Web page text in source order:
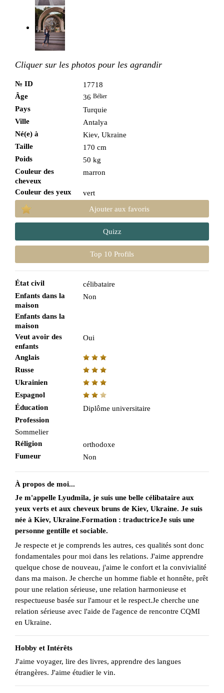
Cliquer sur les photos pour les agrandir
№ ID
17718
Âge
36 Bélier
Pays
Turquie
Ville
Antalya
Né(e) à
Kiev, Ukraine
Taille
170 cm
Poids
50 kg
Couleur des
cheveux
marron
Couleur des yeux
vert
Ajouter aux favoris
Quizz
Top 10 Profils
État civil
célibataire
Enfants dans la
maison
Non
Enfants dans la
maison
Veut avoir des
enfants
Oui
Anglais
Russe
Ukrainien
Espagnol
Éducation
Diplôme universitaire
Profession
Sommelier
Réligion
orthodoxe
Fumeur
Non
À propos de moi...
Je m'appelle Lyudmila, je suis une belle célibataire aux
yeux verts et aux cheveux bruns de Kiev, Ukraine. Je suis
née à Kiev, Ukraine.Formation : traductriceJe suis une
personne gentille et sociable.
Je respecte et je comprends les autres, ces qualités sont donc
fondamentales pour moi dans les relations. J'aime apprendre
quelque chose de nouveau, j'aime le confort et la convivialité
dans ma maison. Je cherche un homme fiable et honnête, prêt
pour une relation sérieuse, une relation harmonieuse et
respectueuse basée sur l'amour et le respect.Je cherche une
relation sérieuse avec l'aide de l'agence de rencontre CQMI
en Ukraine.
Hobby et Intérêts
J'aime voyager, lire des livres, apprendre des langues
étrangères. J'aime étudier le vin.